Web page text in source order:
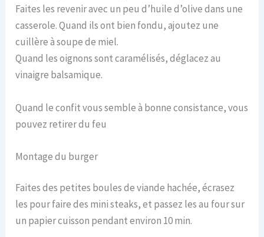
Faites les revenir avec un peu d’huile d’olive dans une
casserole. Quand ils ont bien fondu, ajoutez une
cuillère à soupe de miel.
Quand les oignons sont caramélisés, déglacez au
vinaigre balsamique.
Quand le confit vous semble à bonne consistance, vous
pouvez retirer du feu
Montage du burger
Faites des petites boules de viande hachée, écrasez
les pour faire des mini steaks, et passez les au four sur
un papier cuisson pendant environ 10 min.